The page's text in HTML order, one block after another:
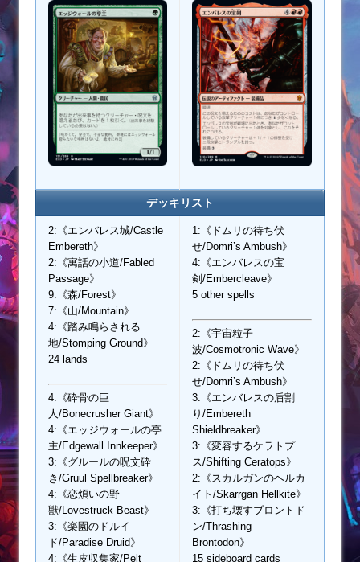
デッキリスト
2:《エンバレス城/Castle
Embereth》
2:《寓話の小道/Fabled
Passage》
9:《森/Forest》
7:《山/Mountain》
4:《踏み鳴らされる
地/Stomping Ground》
24 lands
4:《砕骨の巨
人/Bonecrusher Giant》
4:《エッジウォールの亭
主/Edgewall Innkeeper》
3:《グルールの呪文砕
き/Gruul Spellbreaker》
4:《恋煩いの野
獣/Lovestruck Beast》
3:《楽園のドルイ
ド/Paradise Druid》
4:《生皮収集家/Pelt
1:《ドムリの待ち伏
せ/Domri’s Ambush》
4:《エンバレスの宝
剣/Embercleave》
5 other spells
2:《宇宙粒子
波/Cosmotronic Wave》
2:《ドムリの待ち伏
せ/Domri’s Ambush》
3:《エンバレスの盾割
り/Embereth
Shieldbreaker》
3:《変容するケラトプ
ス/Shifting Ceratops》
2:《スカルガンのヘルカ
イト/Skarrgan Hellkite》
3:《打ち壊すブロントド
ン/Thrashing
Brontodon》
15 sideboard cards